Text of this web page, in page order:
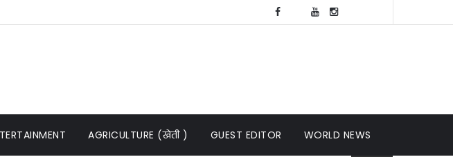
AGRICULTURE (खेती ) GUEST EDITOR WORLD NEWS